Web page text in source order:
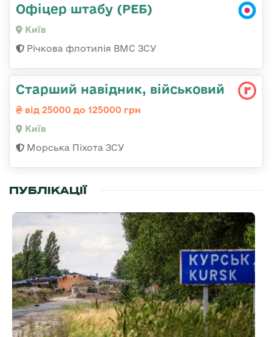
Офіцер штабу (РЕБ)
Київ
Річкова флотилія ВМС ЗСУ
Стаpший навідник, військовий
від 25000 до 125000 грн
Київ
Морська Піхота ЗСУ
ПУБЛІКАЦІЇ